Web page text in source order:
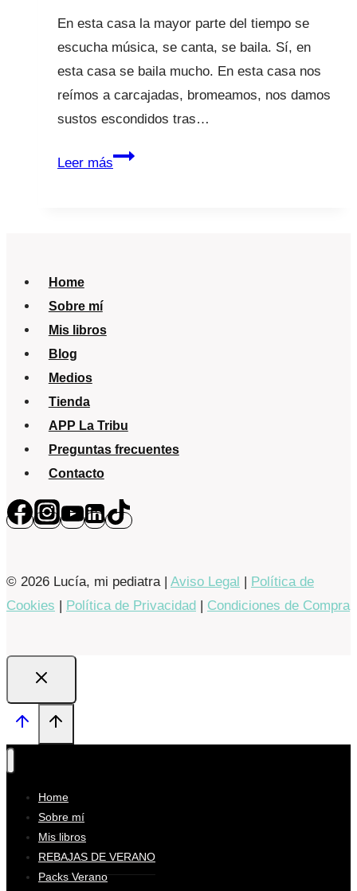
En esta casa la mayor parte del tiempo se
escucha música, se canta, se baila. Sí, en
esta casa se baila mucho. En esta casa nos
reímos a carcajadas, bromeamos, nos damos
sustos escondidos tras…
Leer másEn
Home
Sobre mí
Mis libros
Blog
Medios
Tienda
APP La Tribu
Preguntas frecuentes
Contacto
© 2026 Lucía, mi pediatra | Aviso Legal | Política de
Cookies | Política de Privacidad | Condiciones de Compra
Home
Sobre mí
Mis libros
REBAJAS DE VERANO
Packs Verano